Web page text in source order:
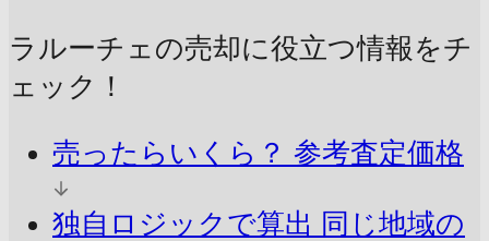
ラルーチェの売却に役立つ情報をチ
ェック！
売ったらいくら？ 参考査定価格
独自ロジックで算出 同じ地域の